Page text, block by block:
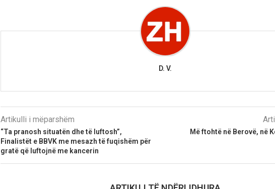
D. V.
Artikulli i mëparshëm
“Ta pranosh situatën dhe të luftosh”,
Finalistët e BBVK me mesazh të fuqishëm për
gratë që luftojnë me kancerin
Më ftohtë në Berovë, në